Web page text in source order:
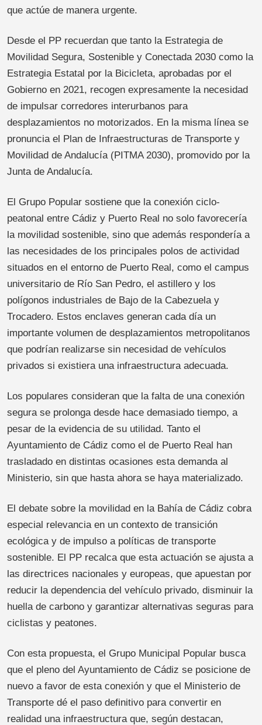
que actúe de manera urgente.
Desde el PP recuerdan que tanto la Estrategia de
Movilidad Segura, Sostenible y Conectada 2030 como la
Estrategia Estatal por la Bicicleta, aprobadas por el
Gobierno en 2021, recogen expresamente la necesidad
de impulsar corredores interurbanos para
desplazamientos no motorizados. En la misma línea se
pronuncia el Plan de Infraestructuras de Transporte y
Movilidad de Andalucía (PITMA 2030), promovido por la
Junta de Andalucía.
El Grupo Popular sostiene que la conexión ciclo-
peatonal entre Cádiz y Puerto Real no solo favorecería
la movilidad sostenible, sino que además respondería a
las necesidades de los principales polos de actividad
situados en el entorno de Puerto Real, como el campus
universitario de Río San Pedro, el astillero y los
polígonos industriales de Bajo de la Cabezuela y
Trocadero. Estos enclaves generan cada día un
importante volumen de desplazamientos metropolitanos
que podrían realizarse sin necesidad de vehículos
privados si existiera una infraestructura adecuada.
Los populares consideran que la falta de una conexión
segura se prolonga desde hace demasiado tiempo, a
pesar de la evidencia de su utilidad. Tanto el
Ayuntamiento de Cádiz como el de Puerto Real han
trasladado en distintas ocasiones esta demanda al
Ministerio, sin que hasta ahora se haya materializado.
El debate sobre la movilidad en la Bahía de Cádiz cobra
especial relevancia en un contexto de transición
ecológica y de impulso a políticas de transporte
sostenible. El PP recalca que esta actuación se ajusta a
las directrices nacionales y europeas, que apuestan por
reducir la dependencia del vehículo privado, disminuir la
huella de carbono y garantizar alternativas seguras para
ciclistas y peatones.
Con esta propuesta, el Grupo Municipal Popular busca
que el pleno del Ayuntamiento de Cádiz se posicione de
nuevo a favor de esta conexión y que el Ministerio de
Transporte dé el paso definitivo para convertir en
realidad una infraestructura que, según destacan,